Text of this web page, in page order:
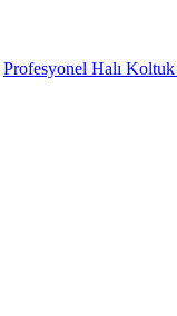
Profesyonel Halı